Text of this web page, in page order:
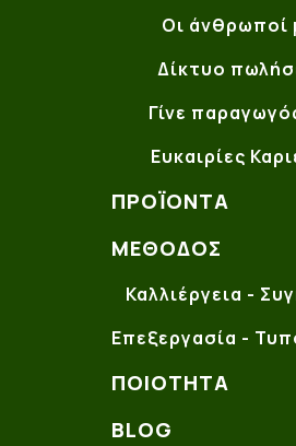
Οι άνθρωποί
Δίκτυο
Γίνε
Ευκαιρίες
ΠΡΟΪΌΝΤΑ
ΜΈΘΟΔΟΣ
Καλλιέργεια -
Επεξεργασία -
ΠΟΙΌΤΗΤΑ
BLOG